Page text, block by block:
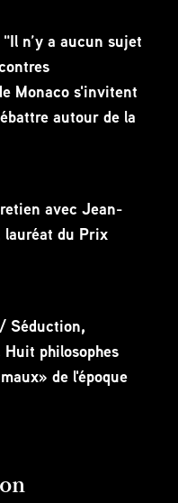
n’y a aucun sujet
Monaco s'invitent
autour de la
avec Jean-
lauréat du Prix
Séduction,
philosophes
de l'époque